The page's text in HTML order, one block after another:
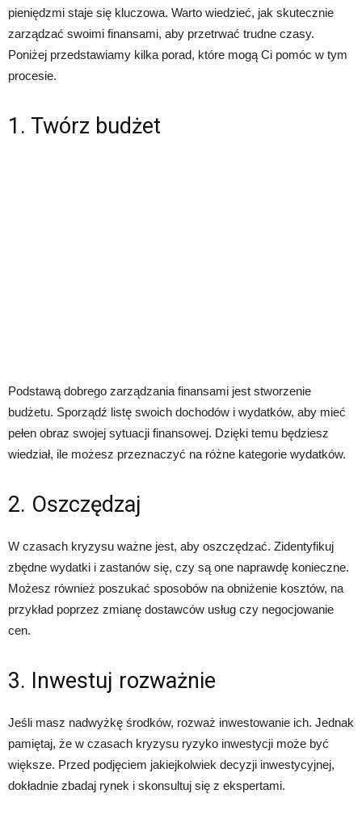
pieniędzmi staje się kluczowa. Warto wiedzieć, jak skutecznie
zarządzać swoimi finansami, aby przetrwać trudne czasy.
Poniżej przedstawiamy kilka porad, które mogą Ci pomóc w tym
procesie.
1. Twórz budżet
Podstawą dobrego zarządzania finansami jest stworzenie
budżetu. Sporządź listę swoich dochodów i wydatków, aby mieć
pełen obraz swojej sytuacji finansowej. Dzięki temu będziesz
wiedział, ile możesz przeznaczyć na różne kategorie wydatków.
2. Oszczędzaj
W czasach kryzysu ważne jest, aby oszczędzać. Zidentyfikuj
zbędne wydatki i zastanów się, czy są one naprawdę konieczne.
Możesz również poszukać sposobów na obniżenie kosztów, na
przykład poprzez zmianę dostawców usług czy negocjowanie
cen.
3. Inwestuj rozważnie
Jeśli masz nadwyżkę środków, rozważ inwestowanie ich. Jednak
pamiętaj, że w czasach kryzysu ryzyko inwestycji może być
większe. Przed podjęciem jakiejkolwiek decyzji inwestycyjnej,
dokładnie zbadaj rynek i skonsultuj się z ekspertami.